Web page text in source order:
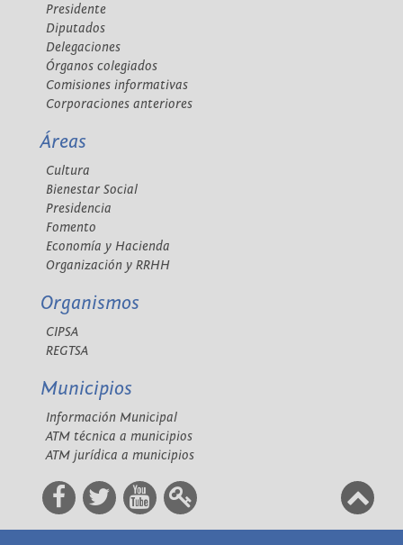
Presidente
Diputados
Delegaciones
Órganos colegiados
Comisiones informativas
Corporaciones anteriores
Áreas
Cultura
Bienestar Social
Presidencia
Fomento
Economía y Hacienda
Organización y RRHH
Organismos
CIPSA
REGTSA
Municipios
Información Municipal
ATM técnica a municipios
ATM jurídica a municipios